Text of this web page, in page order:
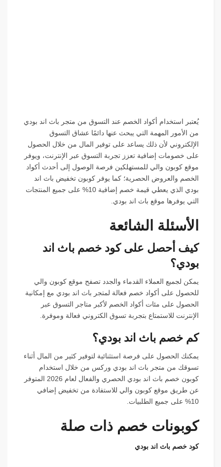
يُعتبر استخدام أكواد الخصم عند التسوق من متجر باث اند بودي
من الأمور المهمة التي يبحث عنها دائمًا عشاق التسوق
الإلكتروني لأن ذلك يساعد على توفير المال من خلال الحصول
على خصومات إضافية تعزز تجربة التسوق عبر الإنترنت، ويوفر
موقع كوبون والي للمستهلكين فرصة الوصول إلى أحدث أكواد
الخصم والعروض الحصرية؛ كما يوفر كوبون تخفيض باث اند
بودي الذي يعطي قيمة خصم إضافية 10% على جميع المنتجات
التي يوفرها موقع باث اند بودي.
الأسئلة الشائعة
كيف أحصل على كود خصم باث اند
بودي؟
يمكن لجميع العملاء القدماء والجدد تصفح موقع كوبون والي
للحصول على أكواد خصم فعالة لمتجر باث اند بودي مع إمكانية
الحصول على مئات أكواد الخصم لأكبر متاجر التسوق عبر
الإنترنت للاستمتاع بتجربة تسوق الكتروني فعالة وموفرة.
كم خصم باث اند بودي؟
يمكنك الحصول على فرصة استثنائية لتوفير كثير من المال أثناء
تسوقك من متجر باث اند بودي وركس من خلال استخدام
كوبون خصم باث اند بودي الحصري والفعال لعام 2026 المتوفر
عن طريق موقع كوبون والي للاستفادة من تخفيض إضافي
10% على جميع الطلبيات.
كوبونات خصم ذات صلة
كود خصم باث اند بودي